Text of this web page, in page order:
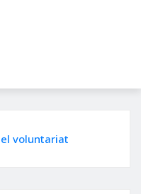
voluntariat